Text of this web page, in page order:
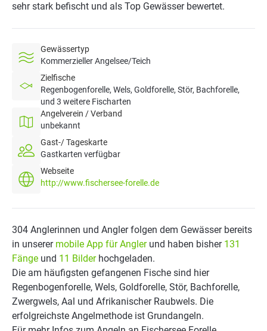
sehr stark befischt und als Top Gewässer bewertet.
Gewässertyp
Kommerzieller Angelsee/Teich
Zielfische
Regenbogenforelle, Wels, Goldforelle, Stör, Bachforelle,
und 3 weitere Fischarten
Angelverein / Verband
unbekannt
Gast-/ Tageskarte
Gastkarten verfügbar
Webseite
http://www.fischersee-forelle.de
304 Anglerinnen und Angler folgen dem Gewässer bereits
in unserer mobile App für Anglerund haben bisher 131
Fänge und 11 Bilderhochgeladen.
Die am häufigsten gefangenen Fische sind hier
Regenbogenforelle, Wels, Goldforelle, Stör, Bachforelle,
Zwergwels, Aal und Afrikanischer Raubwels. Die
erfolgreichste Angelmethode ist Grundangeln.